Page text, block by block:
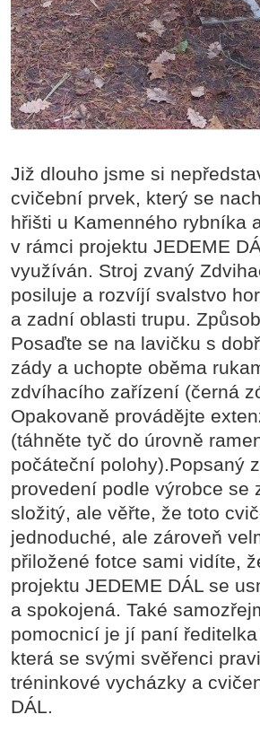
Již dlouho jsme si
cvičební prvek, který se
hřišti u Kamenného rybníka
v rámci projektu JEDEME
využíván. Stroj zvaný
posiluje a rozvíjí svalstvo
a zadní oblasti trupu.
Posaďte se na lavičku s
zády a uchopte oběma
zdvíhacího zařízení (černá
Opakovaně provádějte
(táhněte tyč do úrovně
počáteční polohy).Popsaný
provedení podle výrobce se
složitý, ale věřte, že toto
jednoduché, ale zároveň
přiložené fotce sami vidíte,
projektu JEDEME DÁL se
a spokojená. Také
pomocnicí je jí paní ředitelka
která se svými svěřenci
tréninkové vycházky a
DÁL.